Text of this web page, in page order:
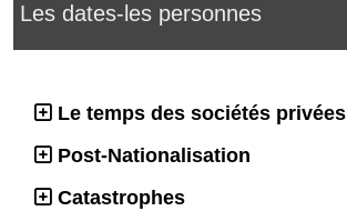
Les dates-les personnes
Le temps des sociétés privées
Post-Nationalisation
Catastrophes